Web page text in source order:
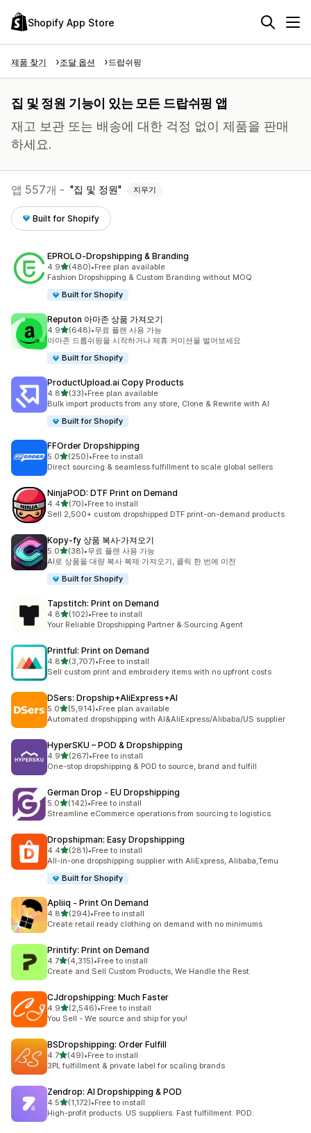
Shopify App Store
제품 찾기 조달 옵션 드랍쉬핑
집 및 정원 기능이 있는 모든 드랍쉬핑 앱
재고 보관 또는 배송에 대한 걱정 없이 제품을 판매
하세요.
앱 557개 - 집 및 정원 지우기
Built for Shopify
EPROLO‑Dropshipping & Branding
4.9별 5개 중
(480)
총 리뷰 480개
•Free plan available
Fashion Dropshipping & Custom Branding without MOQ
Built for Shopify
Reputon 아마존 상품 가져오기
4.9별 5개 중
(648)
총 리뷰 648개
•무료 플랜 사용 가능
아마존 드롭쉬핑을 시작하거나 제휴 커미션을 벌어보세요
Built for Shopify
ProductUpload.ai Copy Products
4.8별 5개 중
(33)
총 리뷰 33개
•Free plan available
Bulk import products from any store, Clone & Rewrite with AI
Built for Shopify
FFOrder Dropshipping
5.0별 5개 중
(250)
총 리뷰 250개
•Free to install
Direct sourcing & seamless fulfillment to scale global sellers
NinjaPOD: DTF Print on Demand
4.4별 5개 중
(70)
총 리뷰 70개
•Free to install
Sell 2,500+ custom dropshipped DTF print-on-demand products
Kopy‑fy 상품 복사·가져오기
5.0별 5개 중
(38)
총 리뷰 38개
•무료 플랜 사용 가능
AI로 상품을 대량 복사·복제·가져오기, 클릭 한 번에 이전
Built for Shopify
Tapstitch: Print on Demand
4.8별 5개 중
(102)
총 리뷰 102개
•Free to install
Your Reliable Dropshipping Partner & Sourcing Agent
Printful: Print on Demand
4.8별 5개 중
(3,707)
총 리뷰 3707개
•Free to install
Sell custom print and embroidery items with no upfront costs
DSers: Dropship+AliExpress+AI
5.0별 5개 중
(5,914)
총 리뷰 5914개
•Free plan available
Automated dropshipping with AI&AliExpress/Alibaba/US supplier
HyperSKU – POD & Dropshipping
4.9별 5개 중
(267)
총 리뷰 267개
•Free to install
One-stop dropshipping & POD to source, brand and fulfill
German Drop ‑ EU Dropshipping
5.0별 5개 중
(142)
총 리뷰 142개
•Free to install
Streamline eCommerce operations from sourcing to logistics.
Dropshipman: Easy Dropshipping
4.4별 5개 중
(281)
총 리뷰 281개
•Free to install
All-in-one dropshipping supplier with AliExpress, Alibaba,Temu
Built for Shopify
Apliiq ‑ Print On Demand
4.8별 5개 중
(294)
총 리뷰 294개
•Free to install
Create retail ready clothing on demand with no minimums
Printify: Print on Demand
4.7별 5개 중
(4,315)
총 리뷰 4315개
•Free to install
Create and Sell Custom Products, We Handle the Rest.
CJdropshipping: Much Faster
4.9별 5개 중
(2,546)
총 리뷰 2546개
•Free to install
You Sell - We source and ship for you!
BSDropshipping: Order Fulfill
4.7별 5개 중
(49)
총 리뷰 49개
•Free to install
3PL fulfillment & private label for scaling brands
Zendrop: AI Dropshipping & POD
4.5별 5개 중
(1,172)
총 리뷰 1172개
•Free to install
High-profit products. US suppliers. Fast fulfillment. POD.